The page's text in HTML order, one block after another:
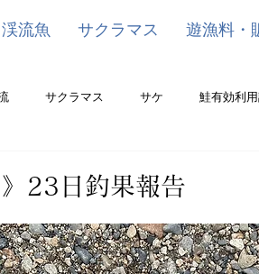
渓流魚 サクラマス 遊漁料・
サクラマス サケ 鮭有効利
23日釣果報告